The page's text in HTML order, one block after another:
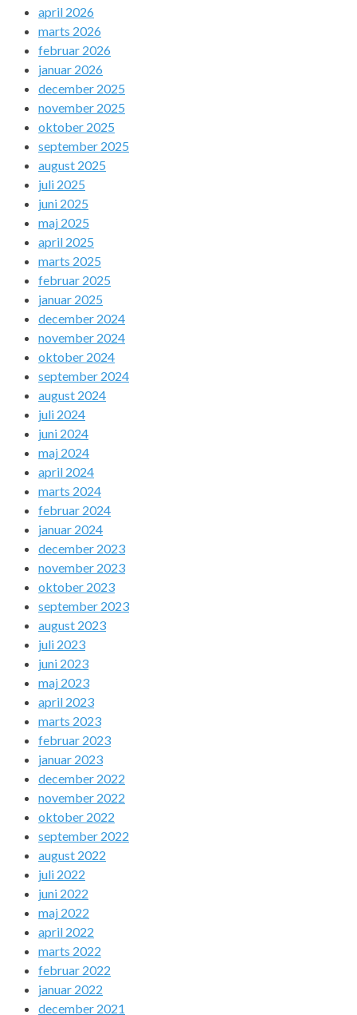
april 2026
marts 2026
februar 2026
januar 2026
december 2025
november 2025
oktober 2025
september 2025
august 2025
juli 2025
juni 2025
maj 2025
april 2025
marts 2025
februar 2025
januar 2025
december 2024
november 2024
oktober 2024
september 2024
august 2024
juli 2024
juni 2024
maj 2024
april 2024
marts 2024
februar 2024
januar 2024
december 2023
november 2023
oktober 2023
september 2023
august 2023
juli 2023
juni 2023
maj 2023
april 2023
marts 2023
februar 2023
januar 2023
december 2022
november 2022
oktober 2022
september 2022
august 2022
juli 2022
juni 2022
maj 2022
april 2022
marts 2022
februar 2022
januar 2022
december 2021